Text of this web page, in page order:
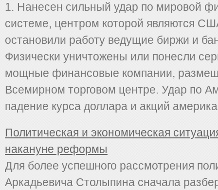
1. Нанесен сильный удар по мировой
системе, центром которой являются
остановили работу ведущие биржи и
Физически уничтожены или понесли
мощные финансовые компании,
Всемирном торговом центре. Удар по
падение курса доллара и акций
Политическая и экономическая
накануне реформы
Для более успешного рассмотрения
Аркадьевича Столыпина сначала